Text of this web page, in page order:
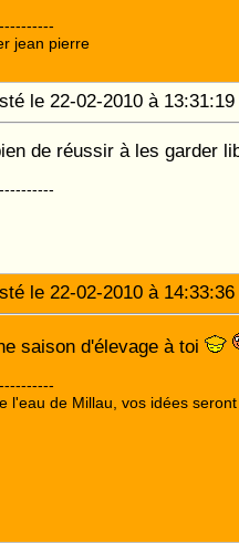
jean pierre
le 22-02-2010 à
de réussir à les garder
le 22-02-2010 à
saison d'élevage à toi
l'eau de Millau, vos idées